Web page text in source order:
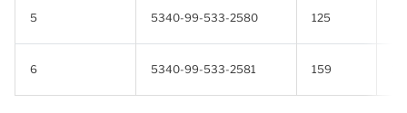
5 5340-99-533-2580 125
6 5340-99-533-2581 159